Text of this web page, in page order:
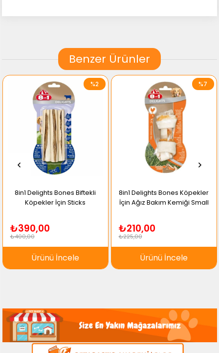
Benzer Ürünler
8in1 Delights Bones Biftekli
Köpekler İçin Sticks
Ürünü İncele
%2
8in1 Delights Bones Köpekler
İçin Ağız Bakım Kemiği Small
₺210,00
₺225,00
Ürünü İncele
%7